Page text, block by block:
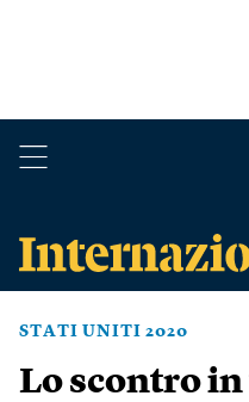
STATI UNITI 2020
Lo scontro